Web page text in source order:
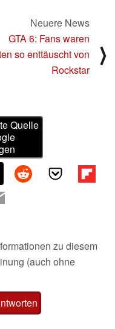
Neuere News
GTA 6: Fans waren
so enttäuscht von
Rockstar
⟩
Quelle
zu diesem
(auch ohne